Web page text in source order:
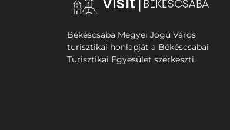
Békéscsaba Megyei Jogú Város
turisztikai honlapját a Békéscsabai
Turisztikai Egyesület szerkeszti.